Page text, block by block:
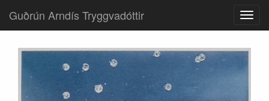
Guðrún Arndís Tryggvadóttir